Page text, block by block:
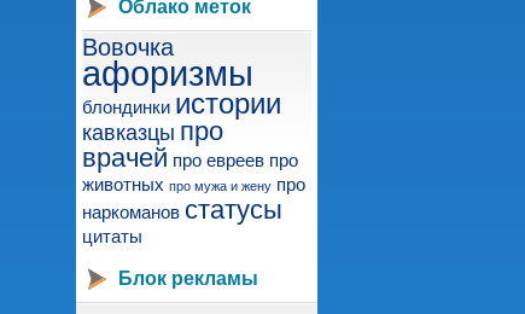
Облако меток
Вовочка
афоризмы
блондинки истории
кавказцы про
врачей про евреев про
животных про мужа и жену про
наркоманов статусы
цитаты
Блок рекламы